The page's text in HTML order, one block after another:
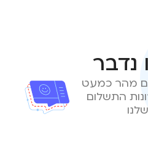
נדבר
מהר כמעט
התשלום
שלנו